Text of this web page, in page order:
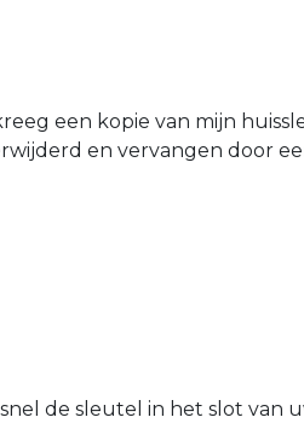
een kopie van mijn
en vervangen door
de sleutel in het slot van